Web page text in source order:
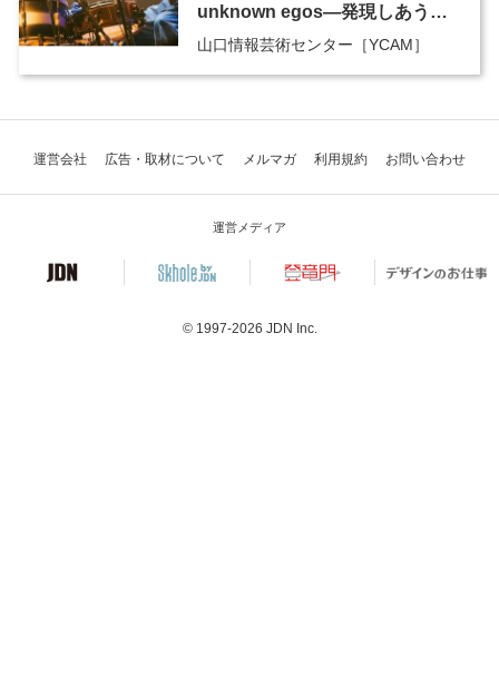
unknown egos―発現しあう響
きたち」
山口情報芸術センター［YCAM］
運営会社 広告・取材について メルマガ 利用規約 お問い合わせ
運営メディア
© 1997-2026 JDN Inc.